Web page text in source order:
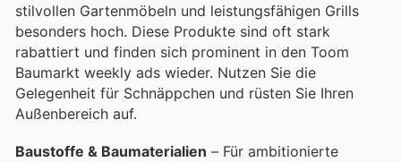
stilvollen Gartenmöbeln und leistungsfähigen Grills
besonders hoch. Diese Produkte sind oft stark
rabattiert und finden sich prominent in den Toom
Baumarkt weekly ads wieder. Nutzen Sie die
Gelegenheit für Schnäppchen und rüsten Sie Ihren
Außenbereich auf.
Baustoffe & Baumaterialien – Für ambitionierte